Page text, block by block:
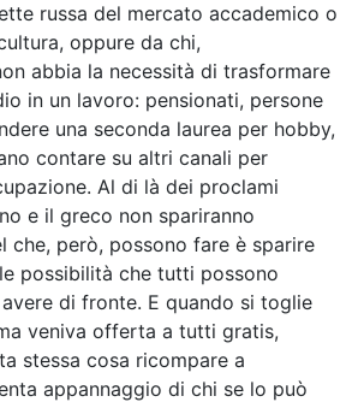
russa del mercato accademico o
oppure da chi,
abbia la necessità di trasformare
in un lavoro: pensionati, persone
una seconda laurea per hobby,
contare su altri canali per
Al di là dei proclami
e il greco non spariranno
che, però, possono fare è sparire
possibilità che tutti possono
di fronte. E quando si toglie
veniva offerta a tutti gratis,
stessa cosa ricompare a
appannaggio di chi se lo può